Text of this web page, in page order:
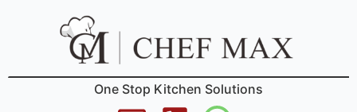
One Stop Kitchen Solutions